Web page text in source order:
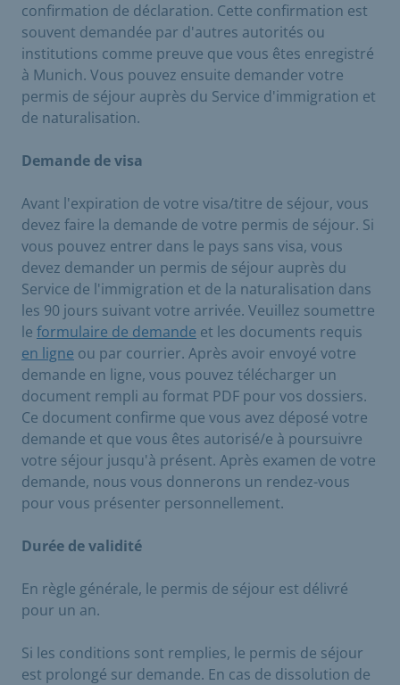
confirmation de déclaration. Cette confirmation est
souvent demandée par d'autres autorités ou
institutions comme preuve que vous êtes enregistré
à Munich. Vous pouvez ensuite demander votre
permis de séjour auprès du Service d'immigration et
de naturalisation.
Demande de visa
Avant l'expiration de votre visa/titre de séjour, vous
devez faire la demande de votre permis de séjour. Si
vous pouvez entrer dans le pays sans visa, vous
devez demander un permis de séjour auprès du
Service de l'immigration et de la naturalisation dans
les 90 jours suivant votre arrivée. Veuillez soumettre
le formulaire de demande et les documents requis
en ligne ou par courrier. Après avoir envoyé votre
demande en ligne, vous pouvez télécharger un
document rempli au format PDF pour vos dossiers.
Ce document confirme que vous avez déposé votre
demande et que vous êtes autorisé/e à poursuivre
votre séjour jusqu'à présent. Après examen de votre
demande, nous vous donnerons un rendez-vous
pour vous présenter personnellement.
Durée de validité
En règle générale, le permis de séjour est délivré
pour un an.
Si les conditions sont remplies, le permis de séjour
est prolongé sur demande. En cas de dissolution de